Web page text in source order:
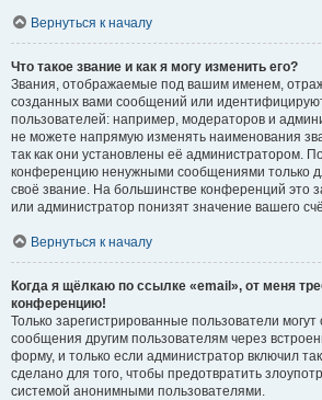
Вернуться к началу
Что такое звание и как я могу изменить его?
Звания, отображаемые под вашим именем,
созданных вами сообщений или
пользователей: например, модераторов и
не можете напрямую изменять наименования
так как они установлены её администратором.
конференцию ненужными сообщениями только
своё звание. На большинстве конференций это
или администратор понизят значение вашего
Вернуться к началу
Когда я щёлкаю по ссылке «email», от меня
конференцию!
Только зарегистрированные пользователи
сообщения другим пользователям через
форму, и только если администратор включил
сделано для того, чтобы предотвратить
системой анонимными пользователями.